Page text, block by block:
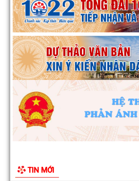
TIN MỚI
HỘI NGƯỜI CAO TUỔI PHƯỜNG HỒNG
KẾT CÔNG TÁC HỘI 6 THÁNG ĐẦU NĂM
ĐẢNG BỘ PHƯỜNG HỒNG BÀNG
TOÀN QUỐC NGHIÊN CỨU, HỌC TẬP,
ĐẢNG ỦY - HĐND - UBND - UBMTTQ
CÙNG TRƯỜNG THPT LƯƠNG KHÁNH
LỄ THẮP NẾN TRI ÂN CÁC ANH HÙNG
NĂM NGÀY THƯƠNG BINH, LIỆT SĨ
Phường Hồng Bàng tổ chức Lễ tưởng
hùng và các Anh hùng liệt sĩ
bàn thành phố là Đền thờ...